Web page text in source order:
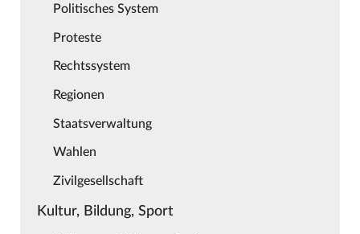
Politisches System
Proteste
Rechtssystem
Regionen
Staatsverwaltung
Wahlen
Zivilgesellschaft
Kultur, Bildung, Sport